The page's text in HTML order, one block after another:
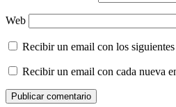
Web
Recibir un email con los
Recibir un email con cada nueva